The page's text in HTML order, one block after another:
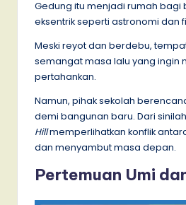
Gedung itu menjadi rumah bagi
eksentrik seperti astronomi dan
Meski reyot dan berdebu,
semangat masa lalu yang ingin
pertahankan.
Namun, pihak sekolah
demi bangunan baru. Dari sinilah
Hillmemperlihatkan konflik
dan menyambut masa depan.
Pertemuan Umi